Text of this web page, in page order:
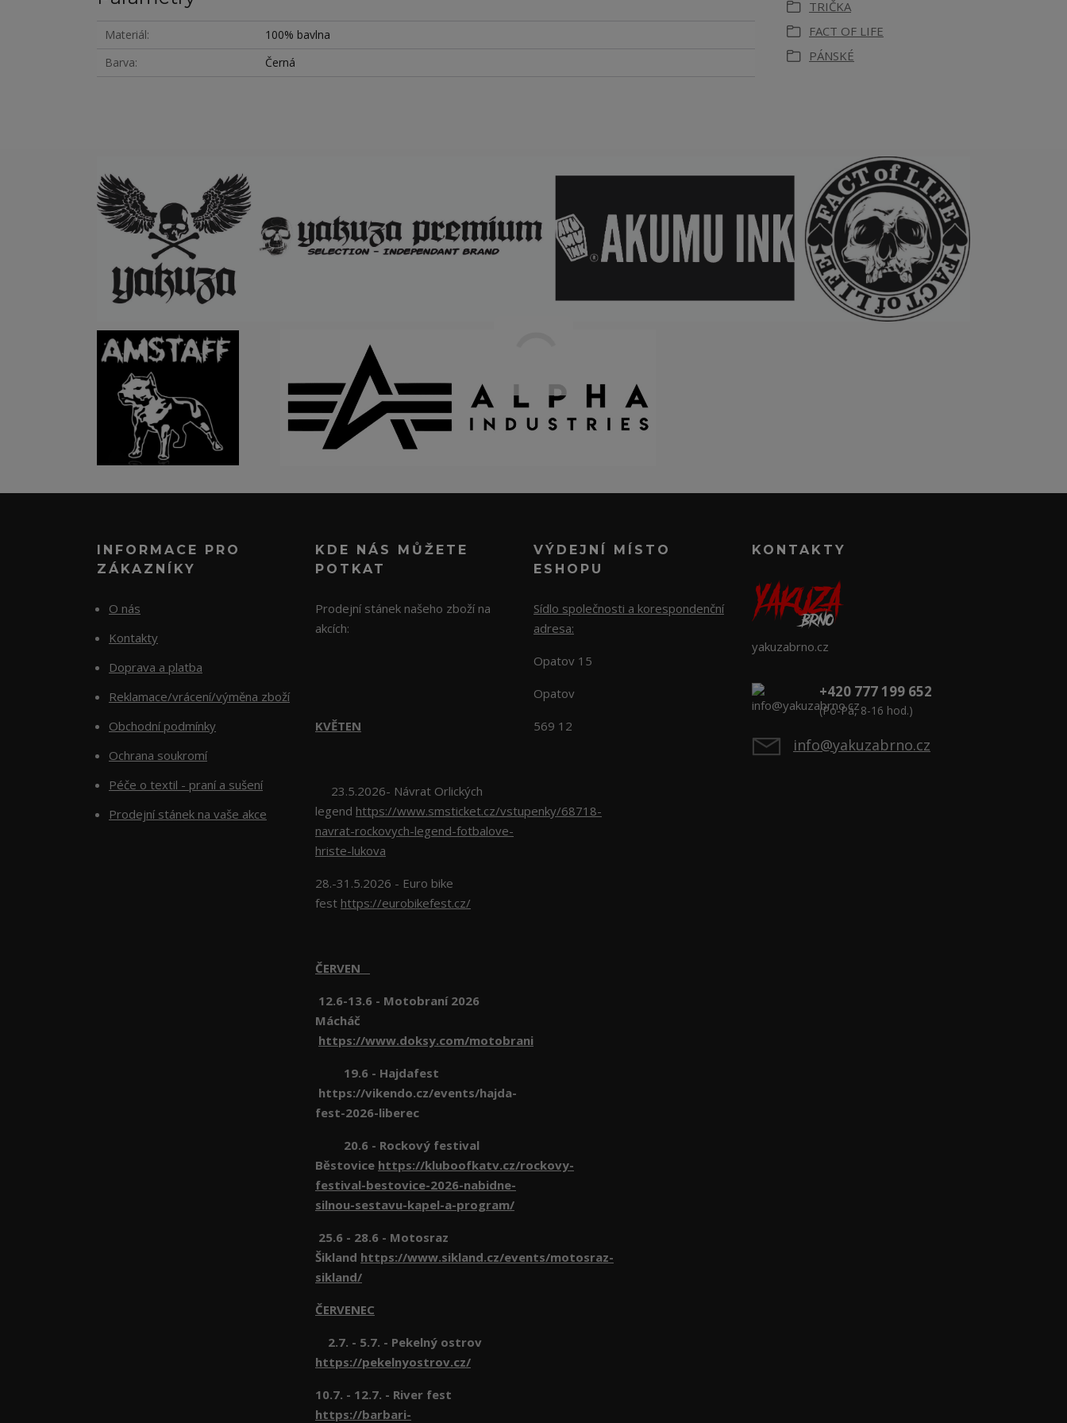
Materiál
100% bavlna
Barva
Černá
TRIČKA
FACT OF LIFE
PÁNSKÉ
INFORMACE PRO
ZÁKAZNÍKY
O nás
Kontakty
Doprava a platba
Reklamace/vrácení/výměna zboží
Obchodní podmínky
Ochrana soukromí
Péče o textil - praní a sušení
Prodejní stánek na vaše akce
KDE NÁS MŮŽETE
POTKAT
Prodejní stánek našeho zboží na
akcích:
KVĚTEN
23.5.2026- Návrat Orlických
legend https://www.smsticket.cz/vstupenky/68718-
navrat-rockovych-legend-fotbalove-
hriste-lukova
28.-31.5.2026 - Euro bike
fest https://eurobikefest.cz/
ČERVEN
12.6-13.6 - Motobraní 2026
Mácháč
https://www.doksy.com/motobrani
19.6 - Hajdafest
https://vikendo.cz/events/hajda-
fest-2026-liberec
20.6 - Rockový festival
Běstovice https://kluboofkatv.cz/rockovy-
festival-bestovice-2026-nabidne-
silnou-sestavu-kapel-a-program/
25.6 - 28.6 - Motosraz
Šikland https://www.sikland.cz/events/motosraz-
sikland/
ČERVENEC
2.7. - 5.7. - Pekelný ostrov
https://pekelnyostrov.cz/
10.7. - 12.7. - River fest
https://barbari-
VÝDEJNÍ MÍSTO
ESHOPU
Sídlo společnosti a korespondenční
adresa:
Opatov 15
Opatov
569 12
KONTAKTY
yakuzabrno.cz
+420 777 199 652
(Po-Pá, 8-16 hod.)
info@yakuzabrno.cz